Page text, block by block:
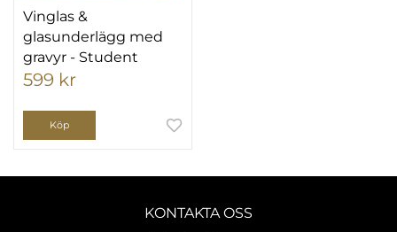
Vinglas &
glasunderlägg med
gravyr - Student
599 kr
Köp
KONTAKTA OSS